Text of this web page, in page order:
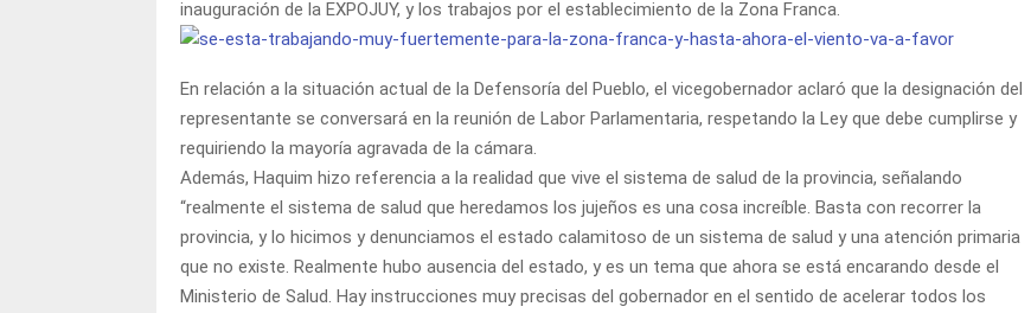
inauguración de la EXPOJUY, y los trabajos por el establecimiento de la Zona Franca.
En relación a la situación actual de la Defensoría del Pueblo, el vicegobernador aclaró que la designación del
representante se conversará en la reunión de Labor Parlamentaria, respetando la Ley que debe cumplirse y
requiriendo la mayoría agravada de la cámara.
Además, Haquim hizo referencia a la realidad que vive el sistema de salud de la provincia, señalando
“realmente el sistema de salud que heredamos los jujeños es una cosa increíble. Basta con recorrer la
provincia, y lo hicimos y denunciamos el estado calamitoso de un sistema de salud y una atención primaria
que no existe. Realmente hubo ausencia del estado, y es un tema que ahora se está encarando desde el
Ministerio de Salud. Hay instrucciones muy precisas del gobernador en el sentido de acelerar todos los